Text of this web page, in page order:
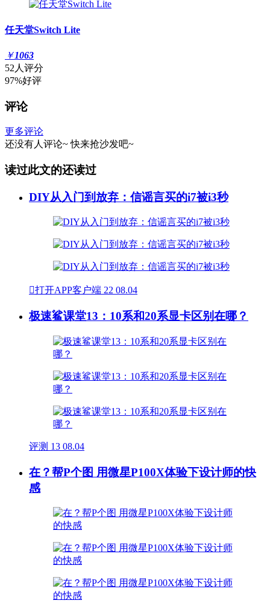
任天堂Switch Lite
￥1063
52人评分
97%好评
评论
更多评论
还没有人评论~ 快来抢沙发吧~
读过此文的还读过
DIY从入门到放弃：信谣言买的i7被i3秒
打开APP客户端 22 08.04
极速鲨课堂13：10系和20系显卡区别在哪？
评测 13 08.04
在？帮P个图 用微星P100X体验下设计师的快
感